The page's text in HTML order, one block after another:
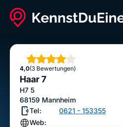
Haar 7
4,0
Sterne
(3 Bewertungen)
Haar 7
H7 5
68159 Mannheim
Tel:
0621 - 153355
Web: